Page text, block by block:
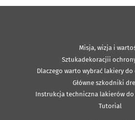
Misja, wizja i
Sztukadekoracjii
Dlaczego warto wybrać lakiery
Główne szkodniki
Instrukcja techniczna lakierów
Tutorial